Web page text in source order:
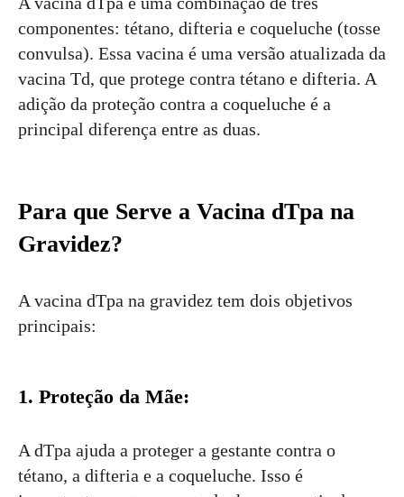
componentes: tétano, difteria e coqueluche (tosse
convulsa). Essa vacina é uma versão atualizada da
vacina Td, que protege contra tétano e difteria. A
adição da proteção contra a coqueluche é a
principal diferença entre as duas.
Para que Serve a Vacina dTpa na
Gravidez?
A vacina dTpa na gravidez tem dois objetivos
principais:
1. Proteção da Mãe:
A dTpa ajuda a proteger a gestante contra o
tétano, a difteria e a coqueluche. Isso é